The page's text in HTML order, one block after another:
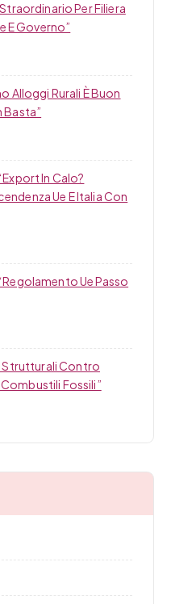
Per Filiera
E Governo”
Alloggi Rurali È Buon
Basta”
In Calo?
Ue E Italia Con
Ue Passo
Strutturali Contro
Fossili”